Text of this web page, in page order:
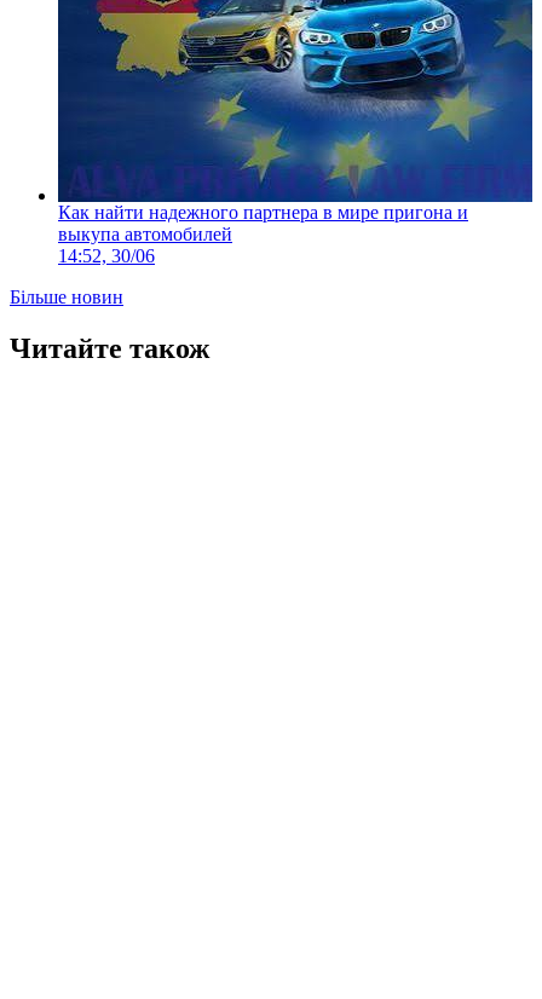
Как найти надежного партнера в мире пригона и
выкупа автомобилей
14:52, 30/06
Більше новин
Читайте також